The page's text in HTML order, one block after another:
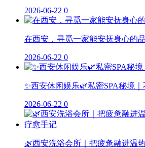
2026-06-22 0
在西安，寻觅一家能安抚身心的
2026-06-22 0
✨西安休闲娱乐🌿私密SPA秘境
2026-06-22 0
🌿西安洗浴会所｜把疲惫融进温